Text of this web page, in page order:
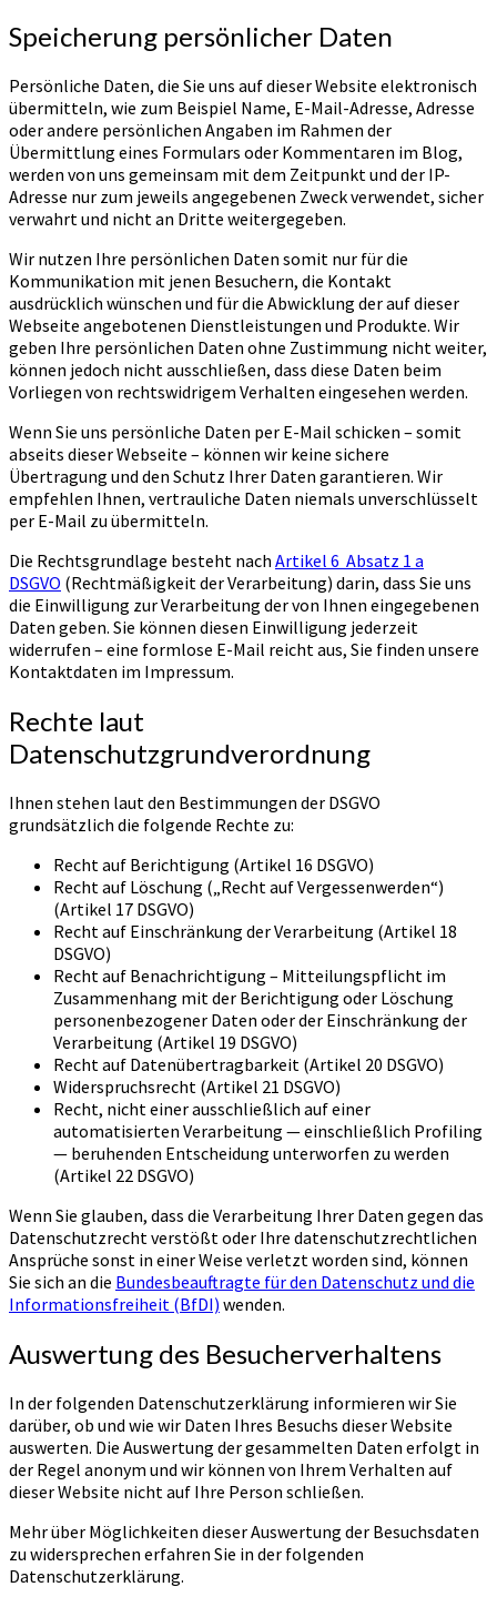
Speicherung persönlicher Daten
Persönliche Daten, die Sie uns auf dieser Website elektronisch
übermitteln, wie zum Beispiel Name, E-Mail-Adresse, Adresse
oder andere persönlichen Angaben im Rahmen der
Übermittlung eines Formulars oder Kommentaren im Blog,
werden von uns gemeinsam mit dem Zeitpunkt und der IP-
Adresse nur zum jeweils angegebenen Zweck verwendet, sicher
verwahrt und nicht an Dritte weitergegeben.
Wir nutzen Ihre persönlichen Daten somit nur für die
Kommunikation mit jenen Besuchern, die Kontakt
ausdrücklich wünschen und für die Abwicklung der auf dieser
Webseite angebotenen Dienstleistungen und Produkte. Wir
geben Ihre persönlichen Daten ohne Zustimmung nicht weiter,
können jedoch nicht ausschließen, dass diese Daten beim
Vorliegen von rechtswidrigem Verhalten eingesehen werden.
Wenn Sie uns persönliche Daten per E-Mail schicken – somit
abseits dieser Webseite – können wir keine sichere
Übertragung und den Schutz Ihrer Daten garantieren. Wir
empfehlen Ihnen, vertrauliche Daten niemals unverschlüsselt
per E-Mail zu übermitteln.
Die Rechtsgrundlage besteht nach Artikel 6 Absatz 1 a
DSGVO (Rechtmäßigkeit der Verarbeitung) darin, dass Sie uns
die Einwilligung zur Verarbeitung der von Ihnen eingegebenen
Daten geben. Sie können diesen Einwilligung jederzeit
widerrufen – eine formlose E-Mail reicht aus, Sie finden unsere
Kontaktdaten im Impressum.
Rechte laut
Datenschutzgrundverordnung
Ihnen stehen laut den Bestimmungen der DSGVO
grundsätzlich die folgende Rechte zu:
Recht auf Berichtigung (Artikel 16 DSGVO)
Recht auf Löschung („Recht auf Vergessenwerden“)
(Artikel 17 DSGVO)
Recht auf Einschränkung der Verarbeitung (Artikel 18
DSGVO)
Recht auf Benachrichtigung – Mitteilungspflicht im
Zusammenhang mit der Berichtigung oder Löschung
personenbezogener Daten oder der Einschränkung der
Verarbeitung (Artikel 19 DSGVO)
Recht auf Datenübertragbarkeit (Artikel 20 DSGVO)
Widerspruchsrecht (Artikel 21 DSGVO)
Recht, nicht einer ausschließlich auf einer
automatisierten Verarbeitung — einschließlich Profiling
— beruhenden Entscheidung unterworfen zu werden
(Artikel 22 DSGVO)
Wenn Sie glauben, dass die Verarbeitung Ihrer Daten gegen das
Datenschutzrecht verstößt oder Ihre datenschutzrechtlichen
Ansprüche sonst in einer Weise verletzt worden sind, können
Sie sich an die Bundesbeauftragte für den Datenschutz und die
Informationsfreiheit (BfDI) wenden.
Auswertung des Besucherverhaltens
In der folgenden Datenschutzerklärung informieren wir Sie
darüber, ob und wie wir Daten Ihres Besuchs dieser Website
auswerten. Die Auswertung der gesammelten Daten erfolgt in
der Regel anonym und wir können von Ihrem Verhalten auf
dieser Website nicht auf Ihre Person schließen.
Mehr über Möglichkeiten dieser Auswertung der Besuchsdaten
zu widersprechen erfahren Sie in der folgenden
Datenschutzerklärung.